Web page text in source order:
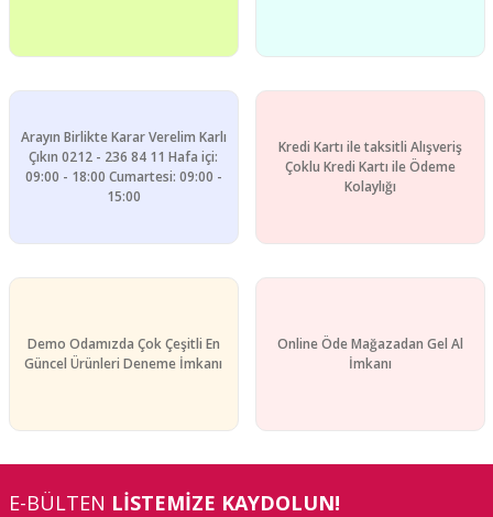
Arayın Birlikte Karar Verelim Karlı
Çıkın 0212 - 236 84 11 Hafa içi:
09:00 - 18:00 Cumartesi: 09:00 -
15:00
Kredi Kartı ile taksitli Alışveriş
Çoklu Kredi Kartı ile Ödeme
Kolaylığı
Demo Odamızda Çok Çeşitli En
Güncel Ürünleri Deneme İmkanı
Online Öde Mağazadan Gel Al
İmkanı
E-BÜLTEN LİSTEMİZE KAYDOLUN!